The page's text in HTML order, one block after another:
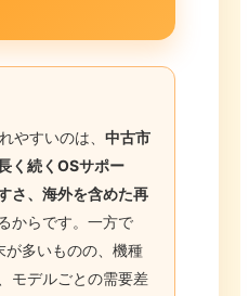
やすいのは、 中古市
く続くOSサポー
さ、海外を含めた再
からです。一方で
多いものの、機種
モデルごとの需要差